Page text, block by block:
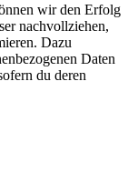
wir den Erfolg
nachvollziehen,
Dazu
Daten
du deren